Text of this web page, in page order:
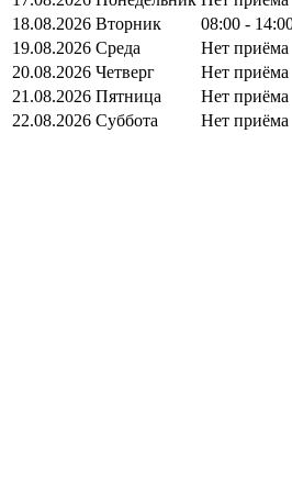
18.08.2026 Вторник 08:00 -
19.08.2026 Среда Нет приёма
20.08.2026 Четверг Нет приёма
21.08.2026 Пятница Нет приёма
22.08.2026 Суббота Нет приёма